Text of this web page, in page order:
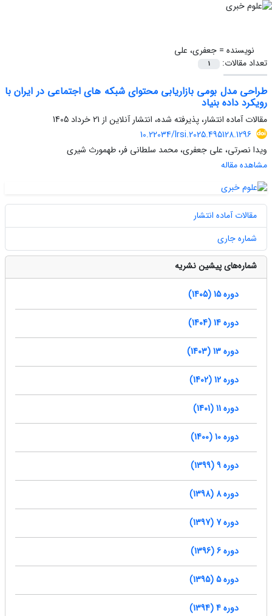
نویسنده =جعفری، علی
تعداد مقالات:
1
طراحی مدل بومی بازاریابی محتوای شبکه های اجتماعی در ایران با
رویکرد داده بنیاد
مقالات آماده انتشار، پذیرفته شده، انتشار آنلاین از 21 خرداد 1405
10.22034/lrsi.2025.495128.1296
ویدا نصرتی، علی جعفری، محمد سلطانی فر، طهمورث شیری
مشاهده مقاله
مقالات آماده انتشار
شماره جاری
شماره‌های پیشین نشریه
دوره 15 (1405)
دوره 14 (1404)
دوره 13 (1403)
دوره 12 (1402)
دوره 11 (1401)
دوره 10 (1400)
دوره 9 (1399)
دوره 8 (1398)
دوره 7 (1397)
دوره 6 (1396)
دوره 5 (1395)
دوره 4 (1394)